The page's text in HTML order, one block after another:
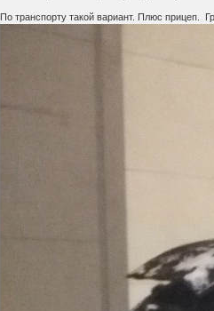
По транспорту такой вариант. Плюс прицеп.